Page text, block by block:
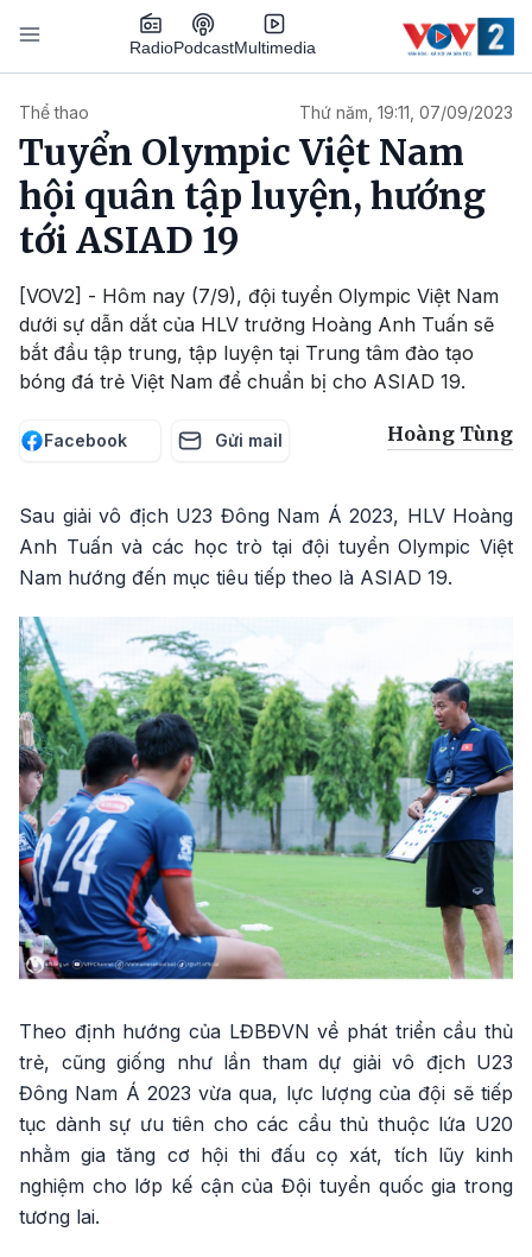
Nhảy đến nội dung
RadioPodcastMultimedia
Thể thao Thứ năm, 19:11, 07/09/2023
Tuyển Olympic Việt Nam
hội quân tập luyện, hướng
tới ASIAD 19
[VOV2] - Hôm nay (7/9), đội tuyển Olympic Việt Nam
dưới sự dẫn dắt của HLV trưởng Hoàng Anh Tuấn sẽ
bắt đầu tập trung, tập luyện tại Trung tâm đào tạo
bóng đá trẻ Việt Nam để chuẩn bị cho ASIAD 19.
Facebook Gửi mail Hoàng Tùng
Sau giải vô địch U23 Đông Nam Á 2023, HLV Hoàng
Anh Tuấn và các học trò tại đội tuyển Olympic Việt
Nam hướng đến mục tiêu tiếp theo là ASIAD 19.
Theo định hướng của LĐBĐVN về phát triển cầu thủ
trẻ, cũng giống như lần tham dự giải vô địch U23
Đông Nam Á 2023 vừa qua, lực lượng của đội sẽ tiếp
tục dành sự ưu tiên cho các cầu thủ thuộc lứa U20
nhằm gia tăng cơ hội thi đấu cọ xát, tích lũy kinh
nghiệm cho lớp kế cận của Đội tuyển quốc gia trong
tương lai.